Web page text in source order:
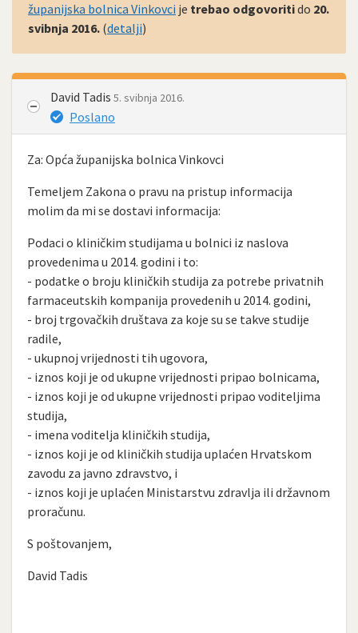
županijska bolnica Vinkovci je trebao odgovoritido 20.
svibnja 2016. (detalji)
David Tadis 5. svibnja 2016.
Poslano
Za: Opća županijska bolnica Vinkovci
Temeljem Zakona o pravu na pristup informacija
molim da mi se dostavi informacija:
Podaci o kliničkim studijama u bolnici iz naslova
provedenima u 2014. godini i to:
- podatke o broju kliničkih studija za potrebe privatnih
farmaceutskih kompanija provedenih u 2014. godini,
- broj trgovačkih društava za koje su se takve studije
radile,
- ukupnoj vrijednosti tih ugovora,
- iznos koji je od ukupne vrijednosti pripao bolnicama,
- iznos koji je od ukupne vrijednosti pripao voditeljima
studija,
- imena voditelja kliničkih studija,
- iznos koji je od kliničkih studija uplaćen Hrvatskom
zavodu za javno zdravstvo, i
- iznos koji je uplaćen Ministarstvu zdravlja ili državnom
proračunu.
S poštovanjem,
David Tadis